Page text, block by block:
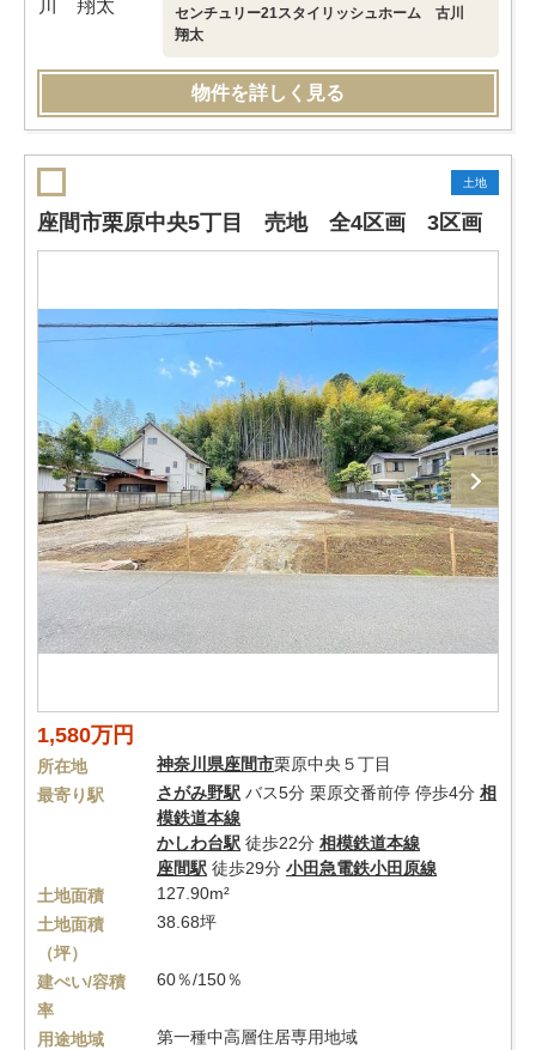
センチュリー21スタイリッシュホーム 古川
翔太
物件を詳しく見る
土地
座間市栗原中央5丁目 売地 全4区画 3区画
1,580万円
所在地 神奈川県座間市栗原中央５丁目
最寄り駅
さがみ野駅 バス5分 栗原交番前停 停歩4分 相
模鉄道本線
かしわ台駅 徒歩22分 相模鉄道本線
座間駅 徒歩29分 小田急電鉄小田原線
土地面積
127.90m²
土地面積
（坪）
38.68坪
建ぺい/容積
率
60％/150％
用途地域
第一種中高層住居専用地域